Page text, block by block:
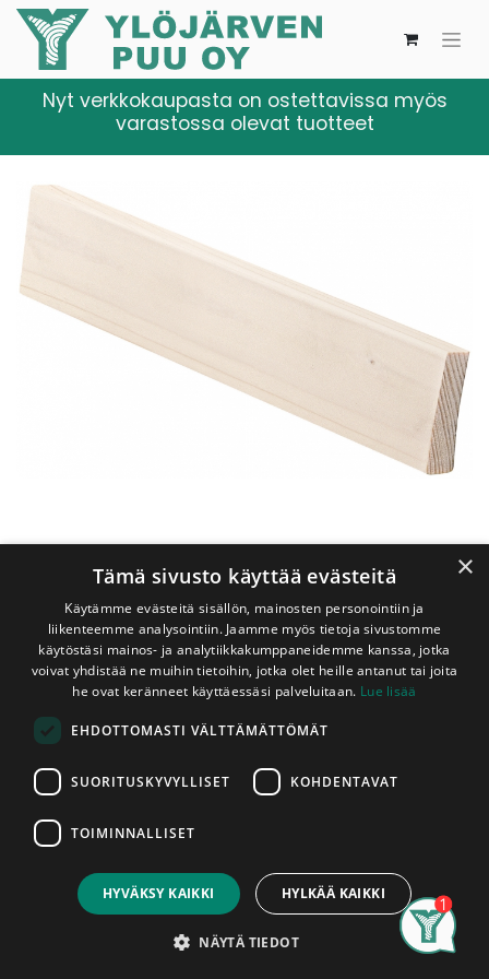
5,95€
Account
Nyt verkkokaupasta on ostettavissa myös
varastossa olevat tuotteet
Shop
Saunatuotteet
Peitelista Mänty 12x42x2200 mm Vanilja
Peitelista Mänty 12x42x2200 mm
Vanilja
Saunasuojattu
Vaniljan sävyisellä saunasuojalla käsitelty peitelista. Listan
raaka-aineena on erikoisluokan (lähes oksaton) mänty .
Soveltuu myös saunaan ja kosteisiin tiloihin. Listat myydään
kappaleittain. Asennettu tuote on hyväksytty tuote,
tuotteissa ilmeneviin mahdollisiin tuotantovirheisiin voidaan
×
Tämä sivusto käyttää evästeitä
Käytämme evästeitä sisällön, mainosten personointiin ja
liikenteemme analysointiin. Jaamme myös tietoja sivustomme
käytöstäsi mainos- ja analytiikkakumppaneidemme kanssa, jotka
voivat yhdistää ne muihin tietoihin, jotka olet heille antanut tai joita
he ovat keränneet käyttäessäsi palveluitaan. Lue lisää
EHDOTTOMASTI VÄLTTÄMÄTTÖMÄT
SUORITUSKYVYLLISET KOHDENTAVAT
TOIMINNALLISET
HYVÄKSY KAIKKI HYLKÄÄ KAIKKI
NÄYTÄ TIEDOT